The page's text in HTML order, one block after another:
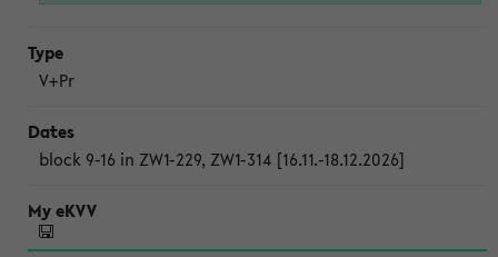
V+Pr
block 9-16 in ZW1-229, ZW1-314 [16.11.-18.12.2026]